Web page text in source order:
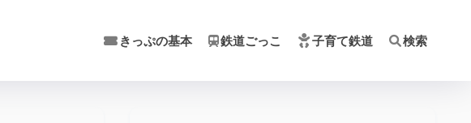
きっぷの基本 鉄道ごっこ 子育て鉄道 検索